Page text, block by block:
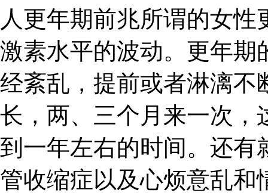
人更年期前兆所谓的女
激素水平的波动。更年期
经紊乱，提前或者淋漓不
长，两、三个月来一次，
到一年左右的时间。还有
管收缩症以及心烦意乱和